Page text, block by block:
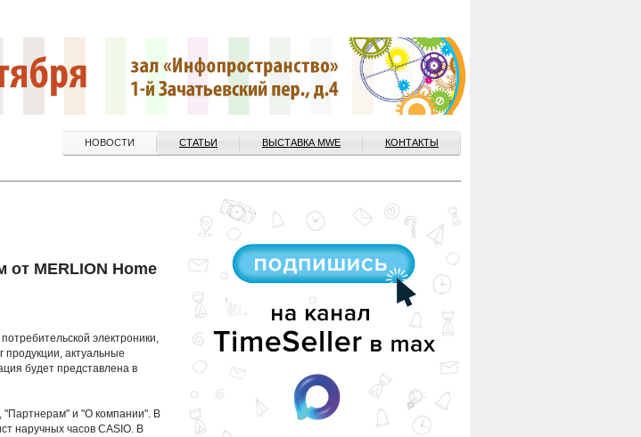
НОВОСТИ СТАТЬИ ВЫСТАВКА MWE КОНТАКТЫ
MERLION Home
электроники,
продукции, актуальные
будет представлена в
"Партнерам" и "О компании". В
наручных часов CASIO. В